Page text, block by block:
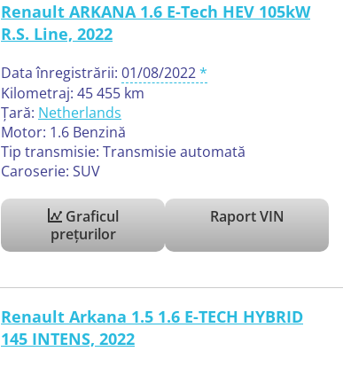
Renault ARKANA 1.6 E-Tech HEV 105kW
R.S. Line, 2022
Data înregistrării: 01/08/2022
Kilometraj: 45 455 km
Țară: Netherlands
Motor: 1.6 Benzină
Tip transmisie: Transmisie automată
Caroserie: SUV
Graficul
prețurilor
Raport VIN
Renault Arkana 1.5 1.6 E-TECH HYBRID
145 INTENS, 2022